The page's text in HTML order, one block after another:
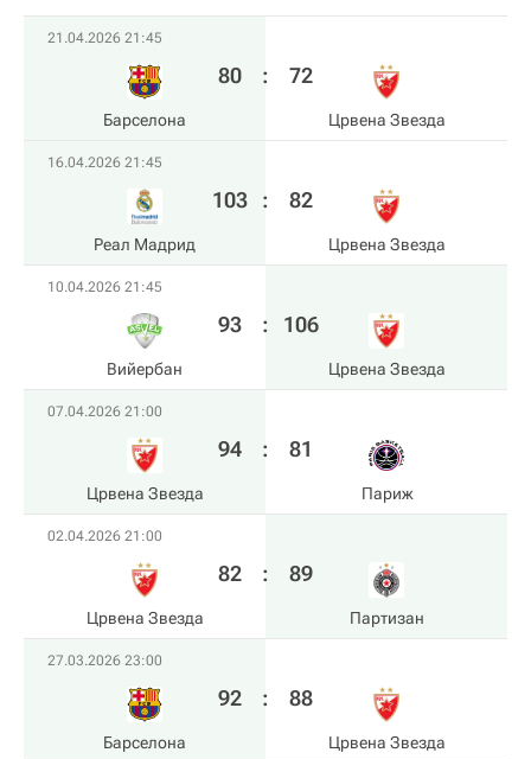
21.04.2026 21:45
Барселона
80 : 72
Црвена Звезда
16.04.2026 21:45
Реал Мадрид
103 : 82
Црвена Звезда
10.04.2026 21:45
Вийербан
93 : 106
Црвена Звезда
07.04.2026 21:00
Црвена Звезда
94 : 81
Париж
02.04.2026 21:00
Црвена Звезда
82 : 89
Партизан
27.03.2026 23:00
Барселона
92 : 88
Црвена Звезда